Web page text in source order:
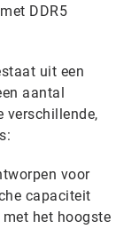
DDR5
uit een
aantal
verschillende,
voor
capaciteit
met het hoogste